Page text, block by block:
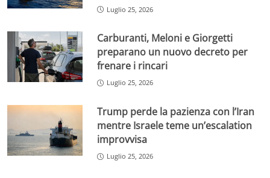
Luglio 25, 2026
Carburanti, Meloni e Giorgetti
preparano un nuovo decreto per
frenare i rincari
Luglio 25, 2026
Trump perde la pazienza con l’Iran
mentre Israele teme un’escalation
improvvisa
Luglio 25, 2026